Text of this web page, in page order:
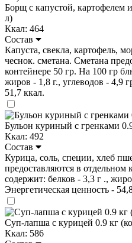
Борщ с капустой, картофелем
л)
Ккал: 464
Состав
Капуста, свекла, картофель,
чеснок. сметана. Сметана
контейнере 50 гр. На 100 гр
жиров - 1,8 г., углеводов - 4,9
51,7 ккал.
Бульон куриный с гренками
Ккал: 492
Состав
Курица, соль, специи, хлеб
предоставляются в
содержит: белков - 3,3 г .,
Энергетическая ценность -
Суп-лапша с курицей 0.9 кг
Ккал: 586